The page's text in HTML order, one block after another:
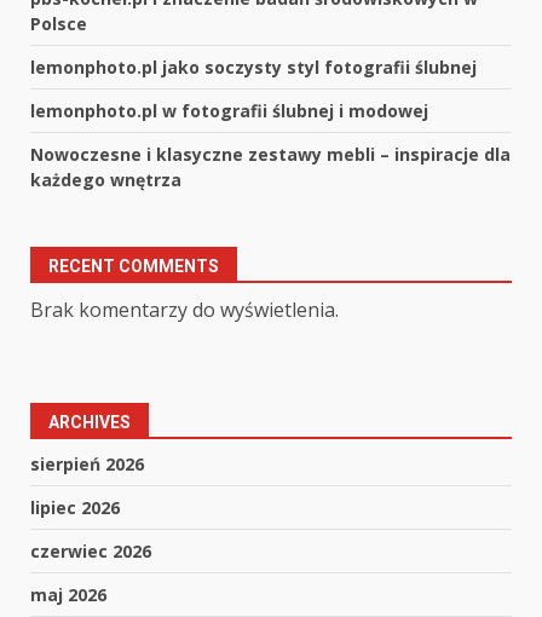
Polsce
lemonphoto.pl jako soczysty styl fotografii ślubnej
lemonphoto.pl w fotografii ślubnej i modowej
Nowoczesne i klasyczne zestawy mebli – inspiracje dla
każdego wnętrza
RECENT COMMENTS
Brak komentarzy do wyświetlenia.
ARCHIVES
sierpień 2026
lipiec 2026
czerwiec 2026
maj 2026